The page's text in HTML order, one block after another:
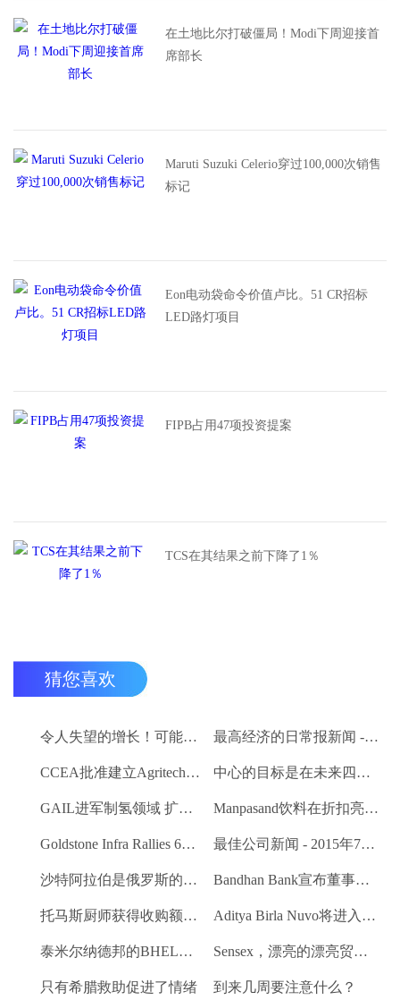
在土地比尔打破僵局！Modi下周迎接首
席部长
Maruti Suzuki Celerio穿过100,000次销售
标记
Eon电动袋命令价值卢比。51 CR招标
LED路灯项目
FIPB占用47项投资提案
TCS在其结果之前下降了1％
猜您喜欢
令人失望的增长！可能在下面的估计值为2.7％ 最高经济的日常报新闻 - 2015年7月9日
CCEA批准建立Agritech基础设施基金;卢比的分配预算。200亿卢比 中心的目标是在未来四个月内创建一个包含8000万农民的数据库
GAIL进军制氢领域 扩大其可再生能源产品组合 Manpasand饮料在折扣亮相时交易
Goldstone Infra Rallies 6％;计划出售聚合物绝缘人司 最佳公司新闻 - 2015年7月8日
沙特阿拉伯是俄罗斯的背后离开美国吗？ Bandhan Bank宣布董事会，推出徽标
托马斯厨师获得收购额外的办公空间 Aditya Birla Nuvo将进入太阳能
泰米尔纳德邦的BHEL佣金500 MW热量单位 Sensex，漂亮的漂亮贸易略有
只有希腊救助促进了情绪 到来几周要注意什么？